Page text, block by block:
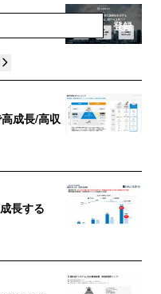
成長性を
成長/高収
長する
登録